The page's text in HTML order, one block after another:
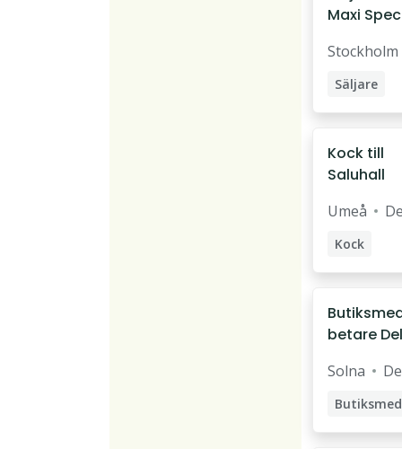
Maxi
en
Stockholm
Säljare
Kock till
Saluhall
Umeå
Kock
betare
Kvantum
Mall of
Solna